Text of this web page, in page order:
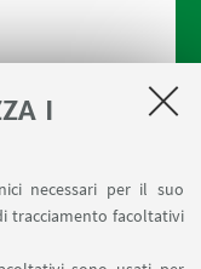
I
necessari per il suo
tracciamento facoltativi